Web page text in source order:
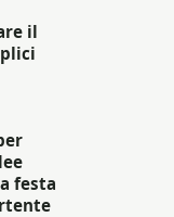
il
festa